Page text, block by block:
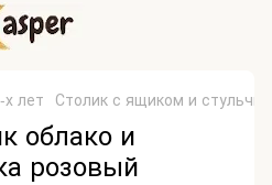
лет Столик с ящиком и
облако и
розовый